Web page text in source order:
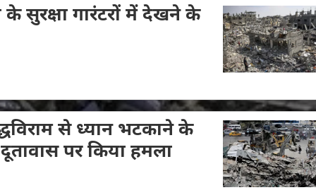
सुरक्षा गारंटरों में देखने के
से ध्यान भटकाने के
पर किया हमला